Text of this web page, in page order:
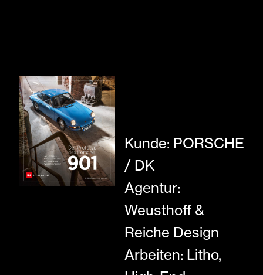
Kunde: PORSCHE
/ DK
Agentur:
Weusthoff &
Reiche Design
Arbeiten: Litho,